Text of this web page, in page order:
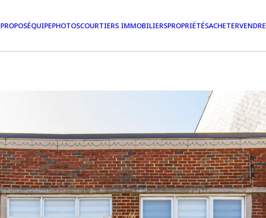
ÉQUIPEPHOTOSCOURTIERS IMMOBILIERSPROPRIÉTÉSACHETERVENDRE